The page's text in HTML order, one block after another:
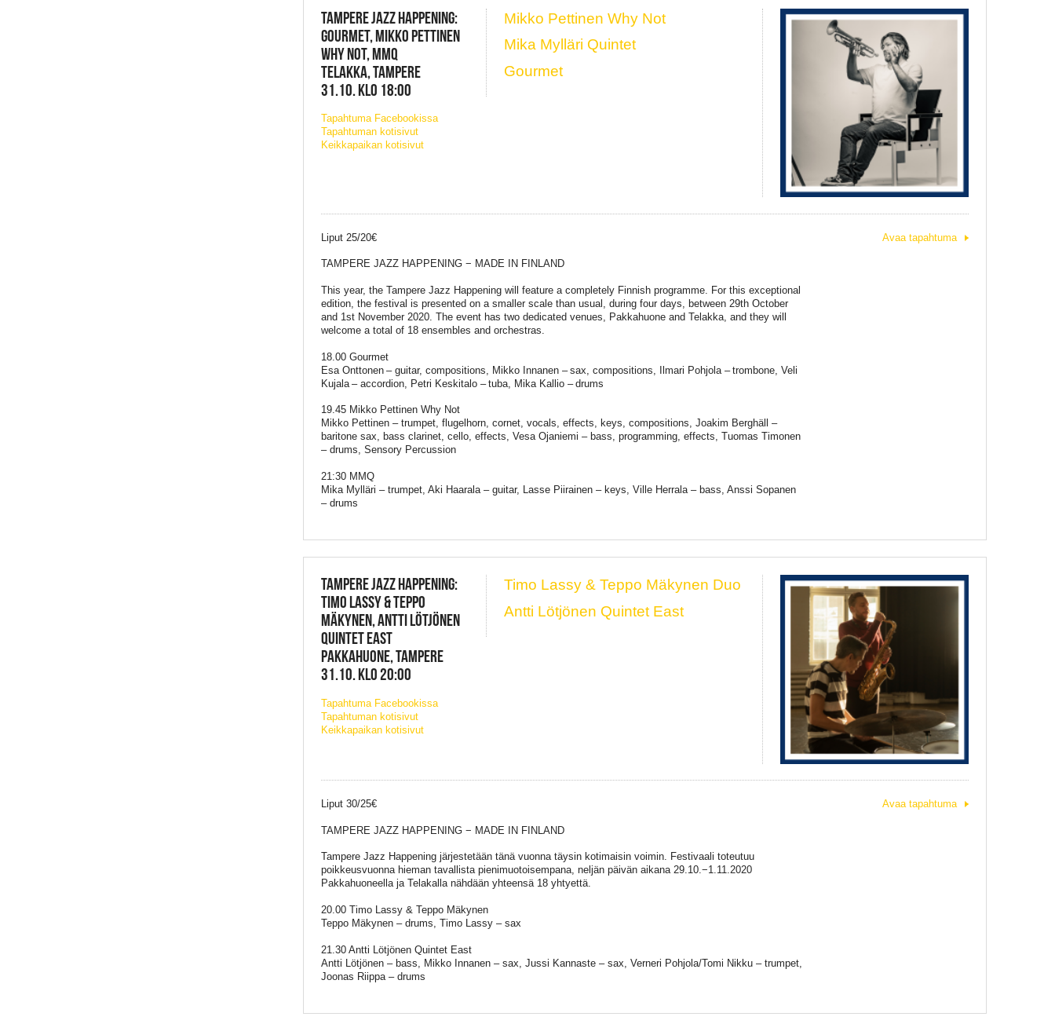
TAMPERE JAZZ HAPPENING:
GOURMET, MIKKO PETTINEN
WHY NOT, MMQ
TELAKKA, TAMPERE
31.10. KLO 18:00
Tapahtuma Facebookissa
Tapahtuman kotisivut
Keikkapaikan kotisivut
Mikko Pettinen Why Not
Mika Mylläri Quintet
Gourmet
Liput 25/20€
TAMPERE JAZZ HAPPENING − MADE IN FINLAND
This year, the Tampere Jazz Happening will feature a completely Finnish programme. For this exceptional
edition, the festival is presented on a smaller scale than usual, during four days, between 29th October
and 1st November 2020. The event has two dedicated venues, Pakkahuone and Telakka, and they will
welcome a total of 18 ensembles and orchestras.
18.00 Gourmet
Esa Onttonen – guitar, compositions, Mikko Innanen – sax, compositions, Ilmari Pohjola – trombone, Veli
Kujala – accordion, Petri Keskitalo – tuba, Mika Kallio – drums
19.45 Mikko Pettinen Why Not
Mikko Pettinen – trumpet, flugelhorn, cornet, vocals, effects, keys, compositions, Joakim Berghäll –
baritone sax, bass clarinet, cello, effects, Vesa Ojaniemi – bass, programming, effects, Tuomas Timonen
– drums, Sensory Percussion
21:30 MMQ
Mika Mylläri – trumpet, Aki Haarala – guitar, Lasse Piirainen – keys, Ville Herrala – bass, Anssi Sopanen
– drums
Avaa tapahtuma
TAMPERE JAZZ HAPPENING:
TIMO LASSY & TEPPO
MÄKYNEN, ANTTI LÖTJÖNEN
QUINTET EAST
PAKKAHUONE, TAMPERE
31.10. KLO 20:00
Tapahtuma Facebookissa
Tapahtuman kotisivut
Keikkapaikan kotisivut
Timo Lassy & Teppo Mäkynen Duo
Antti Lötjönen Quintet East
Liput 30/25€
TAMPERE JAZZ HAPPENING − MADE IN FINLAND
Tampere Jazz Happening järjestetään tänä vuonna täysin kotimaisin voimin. Festivaali toteutuu
poikkeusvuonna hieman tavallista pienimuotoisempana, neljän päivän aikana 29.10.−1.11.2020
Pakkahuoneella ja Telakalla nähdään yhteensä 18 yhtyettä.
20.00 Timo Lassy & Teppo Mäkynen
Teppo Mäkynen – drums, Timo Lassy – sax
21.30 Antti Lötjönen Quintet East
Antti Lötjönen – bass, Mikko Innanen – sax, Jussi Kannaste – sax, Verneri Pohjola/Tomi Nikku – trumpet,
Joonas Riippa – drums
Avaa tapahtuma